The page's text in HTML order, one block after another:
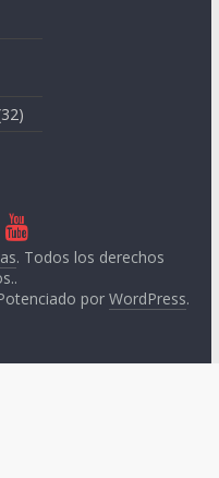
. Todos los derechos
por WordPress.